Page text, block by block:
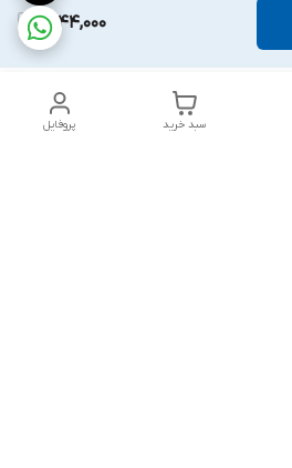
1,844,000
پروفایل سبد خرید